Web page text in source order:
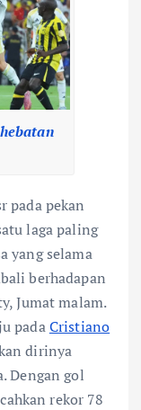
pada pekan
laga paling
yang selama
berhadapan
Jumat malam.
padaCristiano
dirinya
Dengan gol
rekor 78